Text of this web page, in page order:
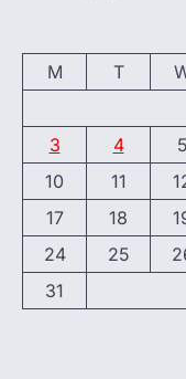
M
T
3
4 5
10
11
17
18
24
25
31